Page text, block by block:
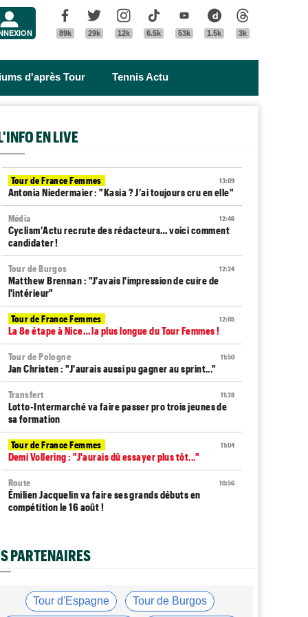
Facebook
89k
Twitter
29k
Instagram
12k
Tik Tok
6.5k
Youtube
53k
Dailymotion
1.5k 3k
d'après Tour Tennis Actu
EN LIVE
13:09
Tour de France Femmes
Antonia Niedermaier : "Kasia ? J’ai toujours cru en elle"
12:46
Média
Cyclism’Actu recrute des rédacteurs… voici comment
candidater !
12:24
Tour de Burgos
Matthew Brennan : "J'avais l'impression de cuire de
l'intérieur"
12:05
Tour de France Femmes
La 8e étape à Nice… la plus longue du Tour Femmes !
11:50
Tour de Pologne
Jan Christen : "J'aurais aussi pu gagner au sprint..."
11:28
Transfert
Lotto-Intermarché va faire passer pro trois jeunes de
sa formation
11:04
Tour de France Femmes
Demi Vollering : "J'aurais dû essayer plus tôt..."
10:56
Route
Émilien Jacquelin va faire ses grands débuts en
compétition le 16 août !
stupide"
Robert Gesink : "Le cyclisme moderne est beaucoup
plus propre..."
PARTENAIRES
Tour d'Espagne Tour de Burgos